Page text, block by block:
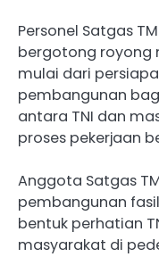
Personel Satgas
bergotong royong
mulai dari
pembangunan
antara TNI dan
proses pekerjaan
Anggota Satgas
pembangunan
bentuk perhatian
masyarakat di